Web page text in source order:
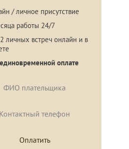
/ личное присутствие
работы 24/7
личных встреч онлайн и в
оплате